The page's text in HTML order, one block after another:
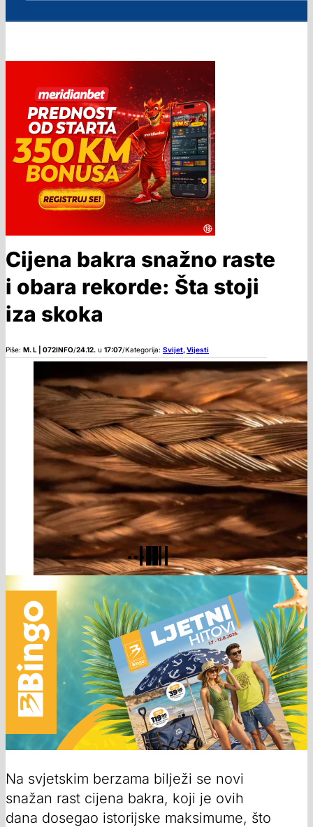
Cijena bakra snažno raste
i obara rekorde: Šta stoji
iza skoka
Piše: M. L | 072INFO/24.12. u 17:07/Kategorija: Svijet,Vijesti
Na svjetskim berzama bilježi se novi
snažan rast cijena bakra, koji je ovih
dana dosegao istorijske maksimume, što